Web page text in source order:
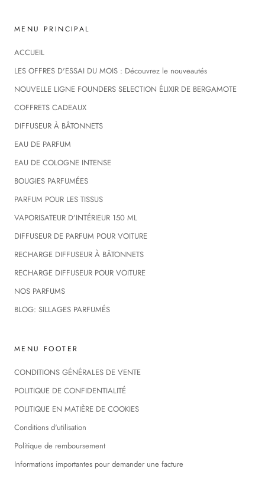
MENU PRINCIPAL
ACCUEIL
LES OFFRES D'ESSAI DU MOIS : Découvrez le nouveautés
NOUVELLE LIGNE FOUNDERS SELECTION ÉLIXIR DE BERGAMOTE
COFFRETS CADEAUX
DIFFUSEUR À BÂTONNETS
EAU DE PARFUM
EAU DE COLOGNE INTENSE
BOUGIES PARFUMÉES
PARFUM POUR LES TISSUS
VAPORISATEUR D’INTÉRIEUR 150 ML
DIFFUSEUR DE PARFUM POUR VOITURE
RECHARGE DIFFUSEUR À BÂTONNETS
RECHARGE DIFFUSEUR POUR VOITURE
NOS PARFUMS
BLOG: SILLAGES PARFUMÉS
MENU FOOTER
CONDITIONS GÉNÉRALES DE VENTE
POLITIQUE DE CONFIDENTIALITÉ
POLITIQUE EN MATIÈRE DE COOKIES
Conditions d'utilisation
Politique de remboursement
Informations importantes pour demander une facture